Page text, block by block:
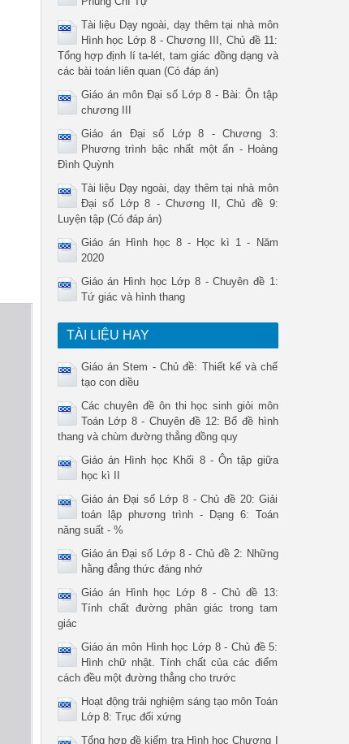
Tài liệu Dạy ngoài, dạy thêm tại nhà môn
Hình học Lớp 8 - Chương III, Chủ đề 11:
Tổng hợp định lí ta-lét, tam giác đồng dạng và
các bài toán liên quan (Có đáp án)
Giáo án môn Đại số Lớp 8 - Bài: Ôn tập
chương III
Giáo án Đại số Lớp 8 - Chương 3:
Phương trình bậc nhất một ẩn - Hoàng
Đình Quỳnh
Tài liệu Dạy ngoài, dạy thêm tại nhà môn
Đại số Lớp 8 - Chương II, Chủ đề 9:
Luyện tập (Có đáp án)
Giáo án Hình học 8 - Học kì 1 - Năm
2020
Giáo án Hình học Lớp 8 - Chuyên đề 1:
Tứ giác và hình thang
TÀI LIỆU HAY
Giáo án Stem - Chủ đề: Thiết kế và chế
tạo con diều
Các chuyên đề ôn thi học sinh giỏi môn
Toán Lớp 8 - Chuyên đề 12: Bổ đề hình
thang và chùm đường thẳng đồng quy
Giáo án Hình học Khối 8 - Ôn tập giữa
học kì II
Giáo án Đại số Lớp 8 - Chủ đề 20: Giải
toán lập phương trình - Dạng 6: Toán
năng suất - %
Giáo án Đại số Lớp 8 - Chủ đề 2: Những
hằng đẳng thức đáng nhớ
Giáo án Hình học Lớp 8 - Chủ đề 13:
Tính chất đường phân giác trong tam
giác
Giáo án môn Hình học Lớp 8 - Chủ đề 5:
Hình chữ nhật. Tính chất của các điểm
cách đều một đường thẳng cho trước
Hoạt động trải nghiệm sáng tạo môn Toán
Lớp 8: Trục đối xứng
Tổng hợp đề kiểm tra Hình học Chương I